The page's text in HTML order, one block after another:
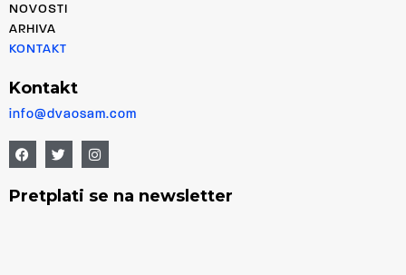
NOVOSTI
ARHIVA
KONTAKT
Kontakt
info@dvaosam.com
Pretplati se na newsletter